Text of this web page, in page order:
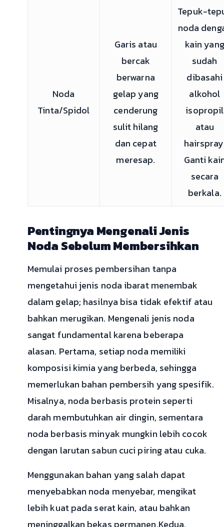
Noda
Tinta/Spidol
Garis atau
bercak
berwarna
gelap yang
cenderung
sulit hilang
dan cepat
meresap.
Tepuk-
noda
kain yang
sudah
dibasahi
alkohol
isopropil
atau
Ganti
secara
berkala.
Pentingnya Mengenali Jenis
Noda Sebelum Membersihkan
Memulai proses pembersihan tanpa
mengetahui jenis noda ibarat menembak
dalam gelap; hasilnya bisa tidak efektif atau
bahkan merugikan. Mengenali jenis noda
sangat fundamental karena beberapa
alasan. Pertama, setiap noda memiliki
komposisi kimia yang berbeda, sehingga
memerlukan bahan pembersih yang spesifik.
Misalnya, noda berbasis protein seperti
darah membutuhkan air dingin, sementara
noda berbasis minyak mungkin lebih cocok
dengan larutan sabun cuci piring atau cuka.
Menggunakan bahan yang salah dapat
menyebabkan noda menyebar, mengikat
lebih kuat pada serat kain, atau bahkan
meninggalkan bekas permanen.Kedua,